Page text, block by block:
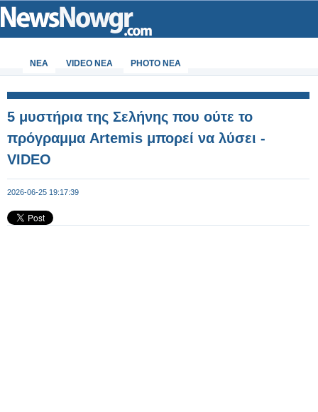
ΝΕΑ VIDEO NEA PHOTO NEA
5 μυστήρια της Σελήνης που ούτε το
πρόγραμμα Artemis μπορεί να λύσει -
VIDEO
2026-06-25 19:17:39